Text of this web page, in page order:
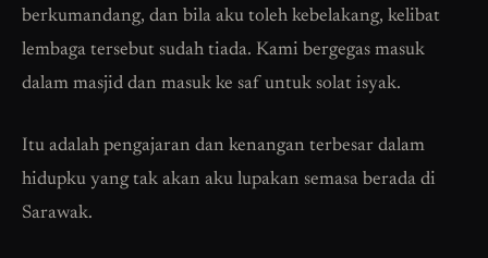
berkumandang, dan bila aku toleh kebelakang, kelibat
lembaga tersebut sudah tiada. Kami bergegas masuk
dalam masjid dan masuk ke saf untuk solat isyak.
Itu adalah pengajaran dan kenangan terbesar dalam
hidupku yang tak akan aku lupakan semasa berada di
Sarawak.